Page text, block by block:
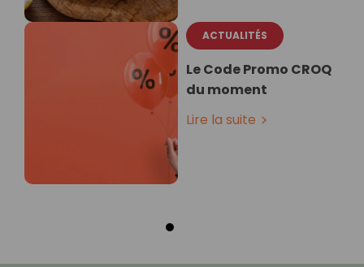
ACTUALITÉS
Le Code Promo CROQ
du moment
Lire la suite